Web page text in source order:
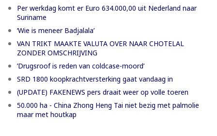
Per werkdag komt er Euro 634.000,00 uit Nederland naar
Suriname
‘Wie is meneer Badjalala’
VAN TRIKT MAAKTE VALUTA OVER NAAR CHOTELAL
ZONDER OMSCHRIJVING
’Drugsroof is reden van coldcase-moord’
SRD 1800 koopkrachtversterking gaat vandaag in
(UPDATE) FAKENEWS pers draait weer op volle toeren
50.000 ha - China Zhong Heng Tai niet bezig met palmolie
maar met houtkap